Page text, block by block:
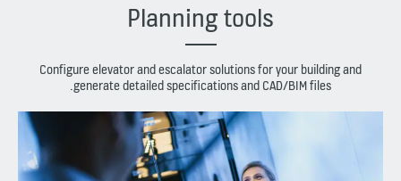
Planning tools
Configure elevator and escalator solutions for your building and
generate detailed specifications and CAD/BIM files.